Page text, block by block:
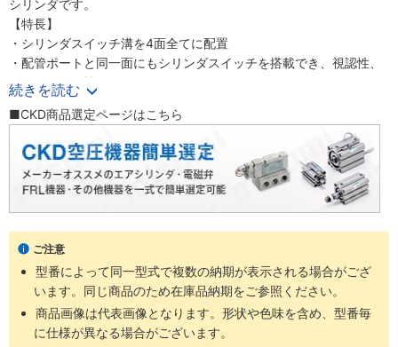
シリンダです。
【特長】
・シリンダスイッチ溝を4面全てに配置
・配管ポートと同一面にもシリンダスイッチを搭載でき、視認性、
メンテナンス性がUP（Φ12～200）
・選べる先端ねじ
・ロッド先端はめねじ（標準）、おねじ（オプション）を選択可能
・全チューブ内径、T形スイッチ搭載可能
・全チューブ内径に多くのCKD商品で採用しているT形スイッチの
搭載が可能
・スイッチの統一化により、在庫削減に貢献
続きを読む
■CKD商品選定ページはこちら
ご注意
型番によって同一型式で複数の納期が表示される場合がござ
います。同じ商品のため在庫品納期をご参照ください。
商品画像は代表画像となります。形状や色味を含め、型番毎
に仕様が異なる場合がございます。